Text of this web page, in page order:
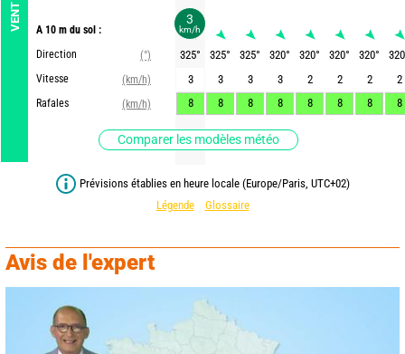
VENT
A 10 m du sol :
Direction
(°)
Vitesse
(km/h)
Rafales
(km/h)
Comparer les modèles météo
325° 325° 325° 320° 320° 320° 320°
320
3
3 3 3 2 2 2
2
8
8 8 8 8 8 8 8
Prévisions établies en heure locale (Europe/Paris, UTC+02)
Légende
Glossaire
Avis de l'expert
3
km/h